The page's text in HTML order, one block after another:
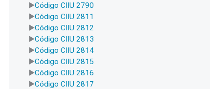
Código CIIU 2790
Código CIIU 2811
Código CIIU 2812
Código CIIU 2813
Código CIIU 2814
Código CIIU 2815
Código CIIU 2816
Código CIIU 2817